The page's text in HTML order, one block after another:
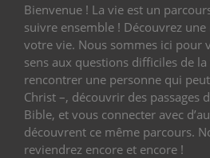
Bienvenue ! La vie est un
suivre ensemble ! Découvrez
votre vie. Nous sommes ici pour
sens aux questions difficiles de
rencontrer une personne qui
Christ –, découvrir des passages
Bible, et vous connecter avec
découvrent ce même parcours.
reviendrez encore et encore !